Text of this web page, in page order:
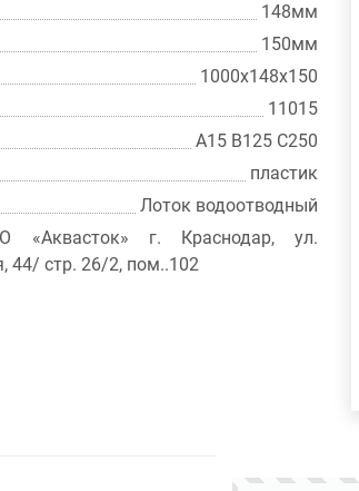
148мм
150мм
1000x148x150
11015
А15 В125 С250
пластик
Лоток водоотводный
«Аквасток» г. Краснодар, ул.
44/ стр. 26/2, пом..102